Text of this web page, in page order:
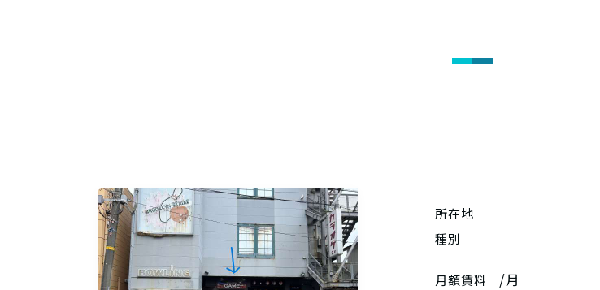
所在地
種別
月額賃料 /月